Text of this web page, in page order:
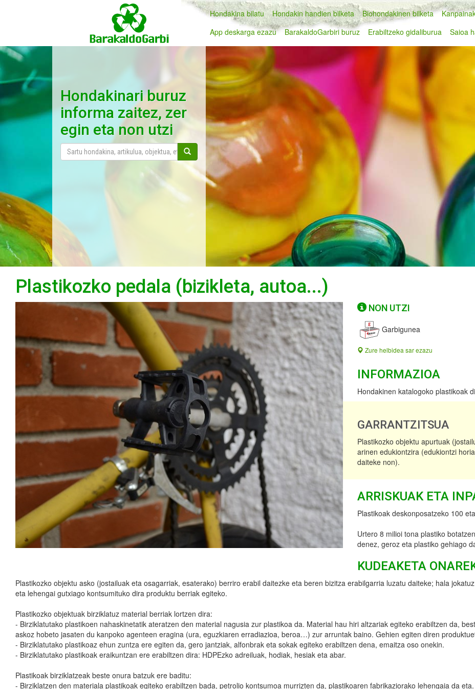
Hondakina bilatu
Hondakin handien bilketa Biohondakinen bilketa
App deskarga ezazu
BarakaldoGarbiri buruz Erabiltzeko gidaliburua Saioa
Hondakinari buruz
informa zaitez, zer
egin eta non utzi
Plastikozko pedala (bizikleta, autoa...)
NON UTZI
Garbigunea
Zure helbidea sar ezazu
INFORMAZIOA
Hondakinen katalogoko plastikoak
GARRANTZITSUA
Plastikozko objektu apurtuak
arinen edukiontzira (edukiontzi
daiteke non).
ARRISKUAK ETA
Plastikoak deskonposatzeko 100
Urtero 8 milioi tona plastiko
denez, geroz eta plastiko gehiago
KUDEAKETA
Plastikozko objektu asko (jostailuak eta osagarriak, esaterako) berriro erabil daitezke eta beren bizitza erabilgarria luzatu daiteke; hala
eta lehengai gutxiago kontsumituko dira produktu berriak egiteko.
Plastikozko objektuak birziklatuz material berriak lortzen dira:
- Birziklatutako plastikoen nahaskinetatik ateratzen den material nagusia zur plastikoa da. Material hau hiri altzariak egiteko erabiltzen da,
askoz hobeto jasaten du kanpoko agenteen eragina (ura, eguzkiaren erradiazioa, beroa…) zur arruntak baino. Gehien egiten diren
- Birziklatutako plastikoaz ehun zuntza ere egiten da, gero jantziak, alfonbrak eta sokak egiteko erabiltzen dena, emaitza oso onekin.
- Birziklatutako plastikoak eraikuntzan ere erabiltzen dira: HDPEzko adreiluak, hodiak, hesiak eta abar.
Plastikoak birziklatzeak beste onura batzuk ere baditu:
- Birziklatzen den materiala plastikoak egiteko erabiltzen bada, petrolio kontsumoa murrizten da, plastikoaren fabrikaziorako lehengaia da eta.